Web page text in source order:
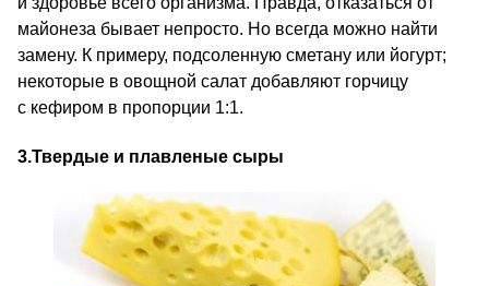
майонеза бывает непросто. Но всегда можно найти
замену. К примеру, подсоленную сметану или йогурт;
некоторые в овощной салат добавляют горчицу
с кефиром в пропорции 1:1.
3.Твердые и плавленые сыры